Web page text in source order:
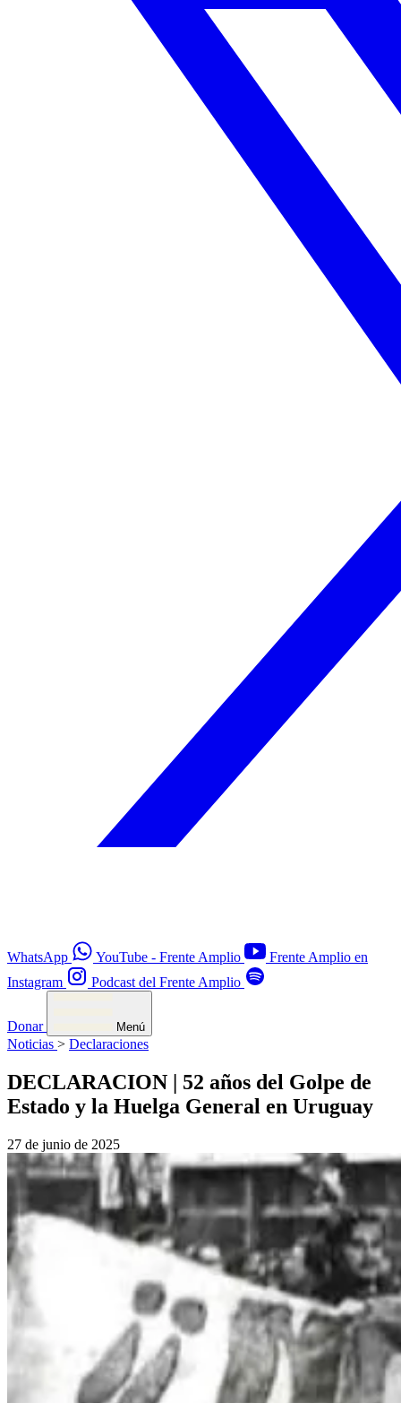
WhatsApp YouTube - Frente Amplio
Frente Amplio en
Instagram
Podcast del Frente Amplio
Donar Menú
Noticias > Declaraciones
DECLARACION | 52 años del Golpe de
Estado y la Huelga General en Uruguay
27 de junio de 2025